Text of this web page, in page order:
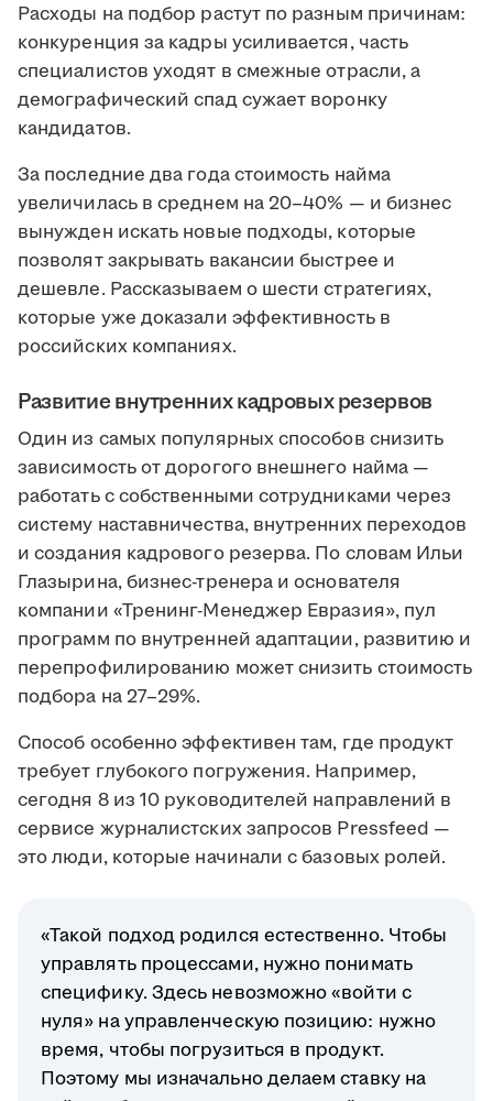
Расходы на подбор растут по разным причинам:
конкуренция за кадры усиливается, часть
специалистов уходят в смежные отрасли, а
демографический спад сужает воронку
кандидатов.
За последние два года стоимость найма
увеличилась в среднем на 20–40% — и бизнес
вынужден искать новые подходы, которые
позволят закрывать вакансии быстрее и
дешевле. Рассказываем о шести стратегиях,
которые уже доказали эффективность в
российских компаниях.
Развитие внутренних кадровых резервов
Один из самых популярных способов снизить
зависимость от дорогого внешнего найма —
работать с собственными сотрудниками через
систему наставничества, внутренних переходов
и создания кадрового резерва. По словам Ильи
Глазырина, бизнес-тренера и основателя
компании «Тренинг-Менеджер Евразия», пул
программ по внутренней адаптации, развитию и
перепрофилированию может снизить стоимость
подбора на 27–29%.
Способ особенно эффективен там, где продукт
требует глубокого погружения. Например,
сегодня 8 из 10 руководителей направлений в
сервисе журналистских запросов Pressfeed —
это люди, которые начинали с базовых ролей.
«Такой подход родился естественно. Чтобы
управлять процессами, нужно понимать
специфику. Здесь невозможно «войти с
нуля» на управленческую позицию: нужно
время, чтобы погрузиться в продукт.
Поэтому мы изначально делаем ставку на